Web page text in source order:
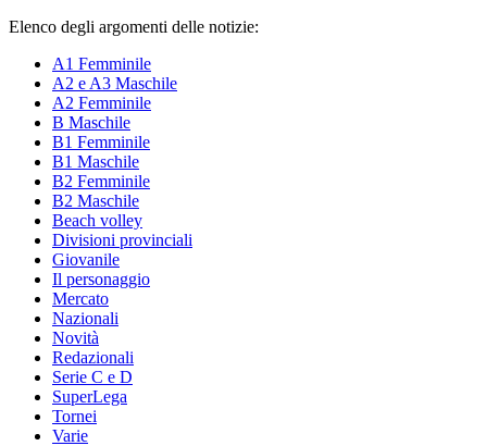
Elenco degli argomenti delle notizie:
A1 Femminile
A2 e A3 Maschile
A2 Femminile
B Maschile
B1 Femminile
B1 Maschile
B2 Femminile
B2 Maschile
Beach volley
Divisioni provinciali
Giovanile
Il personaggio
Mercato
Nazionali
Novità
Redazionali
Serie C e D
SuperLega
Tornei
Varie